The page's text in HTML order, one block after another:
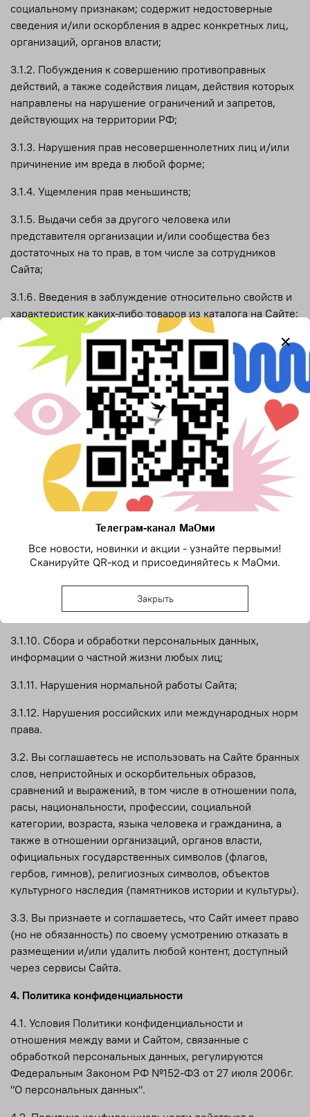
социальному признакам; содержит недостоверные
сведения и/или оскорбления в адрес конкретных лиц,
организаций, органов власти;
3.1.2. Побуждения к совершению противоправных
действий, а также содействия лицам, действия которых
направлены на нарушение ограничений и запретов,
действующих на территории РФ;
3.1.3. Нарушения прав несовершеннолетних лиц и/или
причинение им вреда в любой форме;
3.1.4. Ущемления прав меньшинств;
3.1.5. Выдачи себя за другого человека или
представителя организации и/или сообщества без
достаточных на то прав, в том числе за сотрудников
Сайта;
3.1.6. Введения в заблуждение относительно свойств и
характеристик каких-либо товаров из каталога на Сайте;
некорректного сравнения товаров, а также
формирования негативного отношения к лицам, (не)
пользующимся определенными товарами, или
осуждения таких лиц;
3.1.7. Загрузки контента, который вы не имеете права
делать доступным по законодательству РФ или
согласно каким-либо контрактным отношениям;
3.1.8. Загрузки контента, который затрагивает и/или
содержит какой-либо патент, торговый знак,
коммерческую тайну, фирменное наименование,
права на результаты интеллектуальной деятельности,
принадлежащие или правомерно используемые
третьими лицами;
3.1.9. Загрузки не разрешенной специальным образом
рекламной информации и/или спама;
3.1.10. Сбора и обработки персональных данных,
информации о частной жизни любых лиц;
3.1.11. Нарушения нормальной работы Сайта;
3.1.12. Нарушения российских или международных норм
права.
3.2. Вы соглашаетесь не использовать на Сайте бранных
слов, непристойных и оскорбительных образов,
сравнений и выражений, в том числе в отношении пола,
расы, национальности, профессии, социальной
категории, возраста, языка человека и гражданина, а
также в отношении организаций, органов власти,
официальных государственных символов (флагов,
гербов, гимнов), религиозных символов, объектов
культурного наследия (памятников истории и культуры).
3.3. Вы признаете и соглашаетесь, что Сайт имеет право
(но не обязанность) по своему усмотрению отказать в
размещении и/или удалить любой контент, доступный
через сервисы Сайта.
4. Политика конфиденциальности
4.1. Условия Политики конфиденциальности и
отношения между вами и Сайтом, связанные с
обработкой персональных данных, регулируются
Федеральным Законом РФ №152-ФЗ от 27 июля 2006г.
"О персональных данных".
Телеграм-канал МаОми
Все новости, новинки и акции - узнайте первыми!
Сканируйте QR-код и присоединяйтесь к МаОми.
Закрыть